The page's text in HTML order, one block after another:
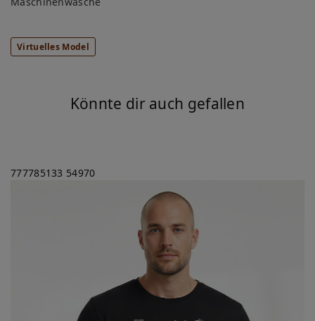
te
Virtuelles Model
Könnte dir auch gefallen
777785133 54970